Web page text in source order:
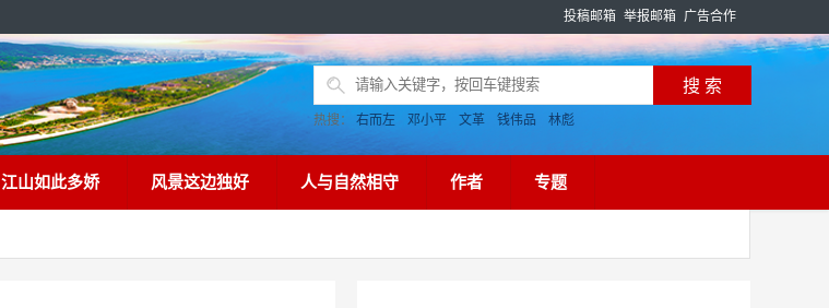
投稿邮箱 举报邮箱 广告合作
热搜： 右而左 邓小平 文革 钱伟品 林彪
江山如此多娇 风景这边独好 人与自然相守 作者 专题